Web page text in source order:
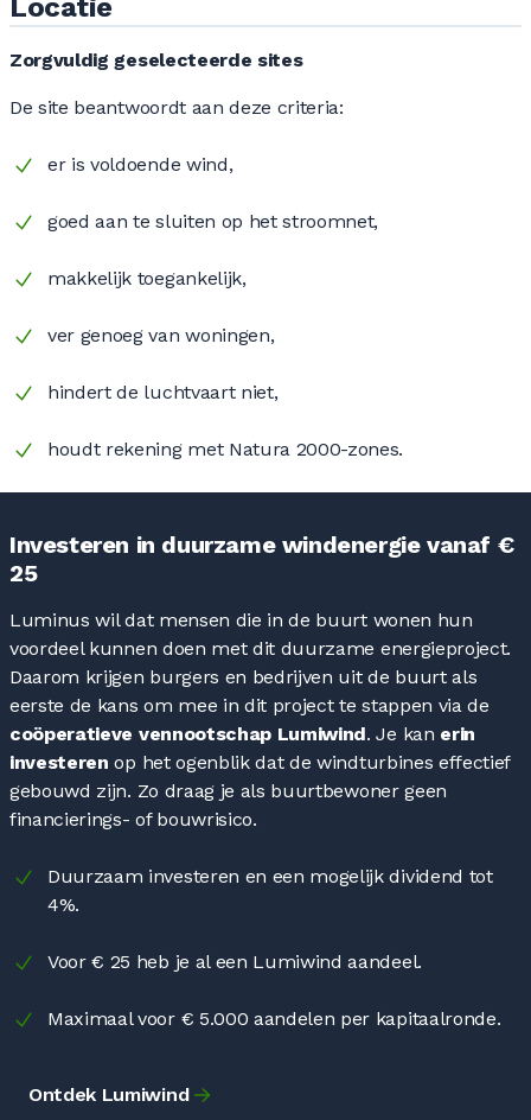
Locatie
Zorgvuldig geselecteerde sites
De site beantwoordt aan deze criteria:
er is voldoende wind,
goed aan te sluiten op het stroomnet,
makkelijk toegankelijk,
ver genoeg van woningen,
hindert de luchtvaart niet,
houdt rekening met Natura 2000-zones.
Investeren in duurzame windenergie vanaf €
25
Luminus wil dat mensen die in de buurt wonen hun
voordeel kunnen doen met dit duurzame energieproject.
Daarom krijgen burgers en bedrijven uit de buurt als
eerste de kans om mee in dit project te stappen via de
coöperatieve vennootschap Lumiwind. Je kan erin
investeren op het ogenblik dat de windturbines effectief
gebouwd zijn. Zo draag je als buurtbewoner geen
financierings- of bouwrisico.
Duurzaam investeren en een mogelijk dividend tot
4%.
Voor € 25 heb je al een Lumiwind aandeel.
Maximaal voor € 5.000 aandelen per kapitaalronde.
Ontdek Lumiwind